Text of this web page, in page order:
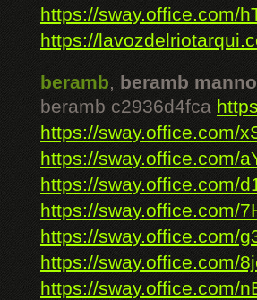
https://sway.office.com/
https://
beramb, beramb
beramb c2936d4fca
https://sway.office.com/
https://sway.office.com/
https://sway.office.com/
https://sway.office.com/
https://sway.office.com/
https://sway.office.com/
https://sway.office.com/